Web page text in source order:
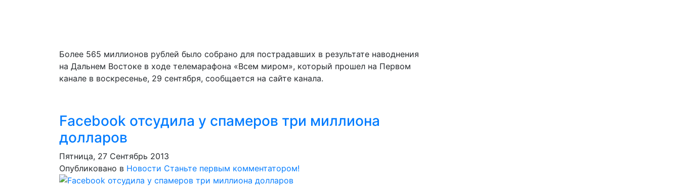
Более 565 миллионов рублей было собрано для пострадавших в результате наводнения
на Дальнем Востоке в ходе телемарафона «Всем миром», который прошел на Первом
канале в воскресенье, 29 сентября, сообщается на сайте канала.
Facebook отсудила у спамеров три миллиона
долларов
Пятница, 27 Сентябрь 2013
Опубликовано в Новости Станьте первым комментатором!